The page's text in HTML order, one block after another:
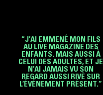
“J’AI EMMENÉ MON FILS
AU LIVE MAGAZINE DES
ENFANTS. MAIS AUSSI À
CELUI DES ADULTES, ET JE
N’AI JAMAIS VU SON
REGARD AUSSI RIVÉ SUR
L’ÉVÉNEMENT PRÉSENT.”